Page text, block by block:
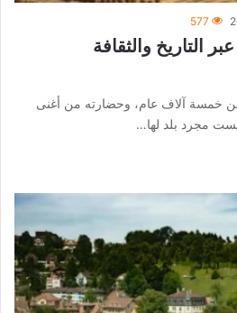
577
التاريخ والثقافة
من خمسة آلاف عام، وحضارته من أغنى
مجرد بلد لها…